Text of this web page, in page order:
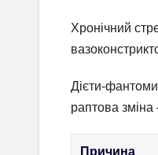
Хронічний
Дієти-фантоми
раптова зміна
Причина